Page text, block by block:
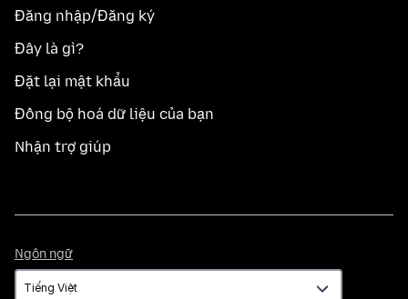
Đăng nhập/Đăng ký
Đây là gì?
Đặt lại mật khẩu
Đồng bộ hoá dữ liệu của bạn
Nhận trợ giúp
Ngôn ngữ
ngữ